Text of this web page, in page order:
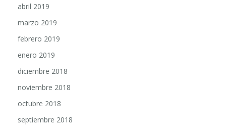
abril 2019
marzo 2019
febrero 2019
enero 2019
diciembre 2018
noviembre 2018
octubre 2018
septiembre 2018